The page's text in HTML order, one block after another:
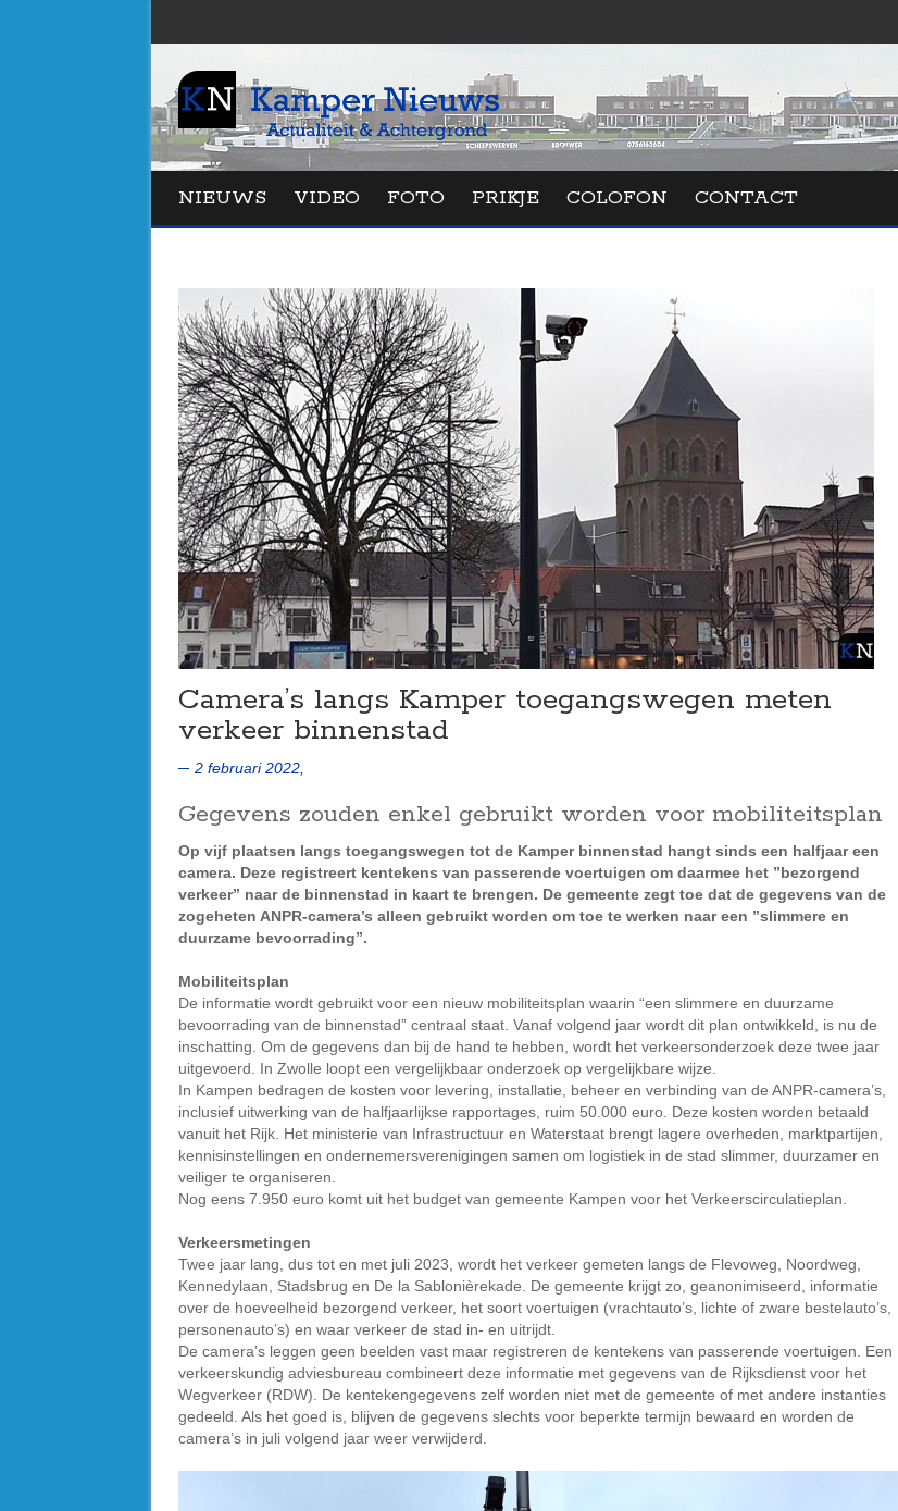
NIEUWS VIDEO FOTO PRIKJE COLOFON CONTACT
Camera’s langs Kamper toegangswegen meten
verkeer binnenstad
2 februari 2022,
Gegevens zouden enkel gebruikt worden voor mobiliteitsplan
Op vijf plaatsen langs toegangswegen tot de Kamper binnenstad hangt sinds een halfjaar een
camera. Deze registreert kentekens van passerende voertuigen om daarmee het ”bezorgend
verkeer” naar de binnenstad in kaart te brengen. De gemeente zegt toe dat de gegevens van de
zogeheten ANPR-camera’s alleen gebruikt worden om toe te werken naar een ”slimmere en
duurzame bevoorrading”.
Mobiliteitsplan
De informatie wordt gebruikt voor een nieuw mobiliteitsplan waarin “een slimmere en duurzame
bevoorrading van de binnenstad” centraal staat. Vanaf volgend jaar wordt dit plan ontwikkeld, is nu de
inschatting. Om de gegevens dan bij de hand te hebben, wordt het verkeersonderzoek deze twee jaar
uitgevoerd. In Zwolle loopt een vergelijkbaar onderzoek op vergelijkbare wijze.
In Kampen bedragen de kosten voor levering, installatie, beheer en verbinding van de ANPR-camera’s,
inclusief uitwerking van de halfjaarlijkse rapportages, ruim 50.000 euro. Deze kosten worden betaald
vanuit het Rijk. Het ministerie van Infrastructuur en Waterstaat brengt lagere overheden, marktpartijen,
kennisinstellingen en ondernemersverenigingen samen om logistiek in de stad slimmer, duurzamer en
veiliger te organiseren.
Nog eens 7.950 euro komt uit het budget van gemeente Kampen voor het Verkeerscirculatieplan.
Verkeersmetingen
Twee jaar lang, dus tot en met juli 2023, wordt het verkeer gemeten langs de Flevoweg, Noordweg,
Kennedylaan, Stadsbrug en De la Sablonièrekade. De gemeente krijgt zo, geanonimiseerd, informatie
over de hoeveelheid bezorgend verkeer, het soort voertuigen (vrachtauto’s, lichte of zware bestelauto’s,
personenauto’s) en waar verkeer de stad in- en uitrijdt.
De camera’s leggen geen beelden vast maar registreren de kentekens van passerende voertuigen. Een
verkeerskundig adviesbureau combineert deze informatie met gegevens van de Rijksdienst voor het
Wegverkeer (RDW). De kentekengegevens zelf worden niet met de gemeente of met andere instanties
gedeeld. Als het goed is, blijven de gegevens slechts voor beperkte termijn bewaard en worden de
camera’s in juli volgend jaar weer verwijderd.